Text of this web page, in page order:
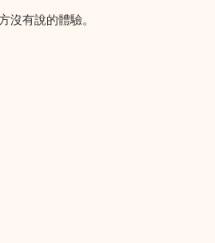
有說的體驗。